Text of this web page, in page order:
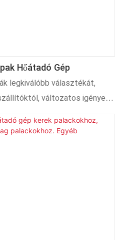
Hőátadó Gép
legkiválóbb választékát,
változatos igények
szakemberek és
termékek megfeleljenek a